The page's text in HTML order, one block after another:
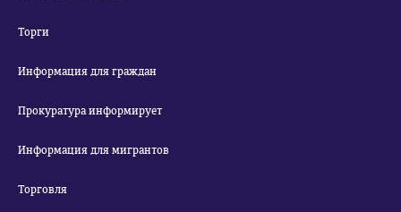
Торги
Информация для граждан
Прокуратура информирует
Информация для мигрантов
Торговля